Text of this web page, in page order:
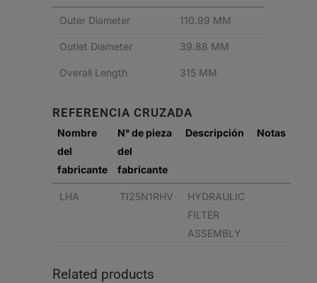
Outer Diameter 110.99 MM
Outlet Diameter 39.88 MM
Overall Length 315 MM
REFERENCIA CRUZADA
Nombre
del
fabricante
N° de pieza
del
fabricante
Descripción Notas
LHA TI25N1RHV
HYDRAULIC
FILTER
ASSEMBLY
Related products